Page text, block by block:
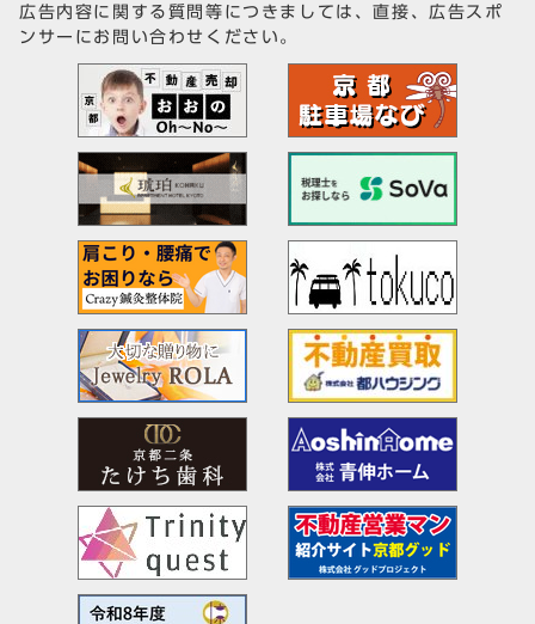
広告内容に関する質問等につきましては、直接、広告スポ
ンサーにお問い合わせください。